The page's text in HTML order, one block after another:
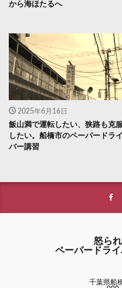
から海ほたるへ
2025年6月16日
飯山満で運転したい、狭路も克
したい。船橋市のペーパードライ
バー講習
怒ら
ペーパードラ
千葉県船